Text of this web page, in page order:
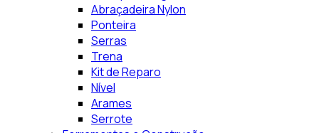
Abraçadeira Nylon
Ponteira
Serras
Trena
Kit de Reparo
Nível
Arames
Serrote